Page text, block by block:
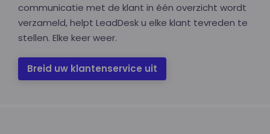
communicatie met de klant in één overzicht wordt
verzameld, helpt LeadDesk u elke klant tevreden te
stellen. Elke keer weer.
Breid uw klantenservice uit